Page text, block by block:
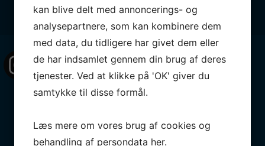
osihellerupsejlklub
0
Endnu en weekend med super godt humør og flotte resultater 🥳💪😊
Hellerup Sejlklubs optimister vinder alle rækker i Snekkersten Autumn Cup!
Asger vinder i C-rækken og rykker dermed op som B-sejler.
#okdinghy #nordicchampionship #hellerup #stormybay
OK DM 2023
kan blive delt med annoncerings- og
analysepartnere, som kan kombinere dem
med data, du tidligere har givet dem eller
de har indsamlet gennem din brug af deres
tjenester. Ved at klikke på 'OK' giver du
samtykke til disse formål.
Læs mere om vores brug af cookies og
behandling af persondata her.